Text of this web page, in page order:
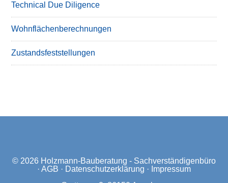
Technical Due Diligence
Wohnflächenberechnungen
Zustandsfeststellungen
© 2026 Holzmann-Bauberatung - Sachverständigenbüro
· AGB · Datenschutzerklärung · Impressum